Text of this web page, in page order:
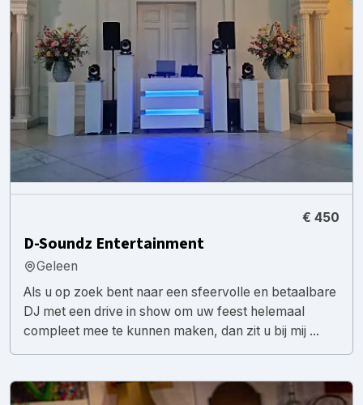
€ 450
D-Soundz Entertainment
Geleen
Als u op zoek bent naar een sfeervolle en betaalbare
DJ met een drive in show om uw feest helemaal
compleet mee te kunnen maken, dan zit u bij mij ...